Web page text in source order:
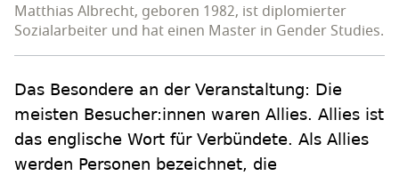
Matthias Albrecht, geboren 1982, ist diplomierter
Sozialarbeiter und hat einen Master in Gender Studies.
Das Besondere an der Veranstaltung: Die
meisten Besucher:innen waren Allies. Allies ist
das englische Wort für Verbündete. Als Allies
werden Personen bezeichnet, die